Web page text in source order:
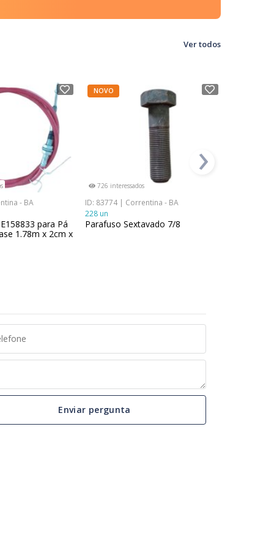
Ver todos
- BA
para Pá
1.78m x 2cm x
NOVO
726 interessados
ID: 83774 | Correntina - BA
228 un
Parafuso Sextavado 7/8
›
Enviar pergunta